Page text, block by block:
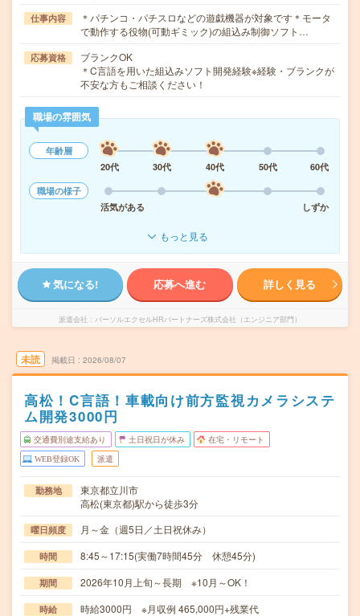
仕事内容
＊パチンコ・パチスロなどの遊戯機器が対象です＊モータ
で動作する役物(可動ギミック)の組込み制御ソフト…
応募資格
ブランクOK
＊C言語を用いた組込みソフト開発経験※経験・ブランクが
不安な方もご相談ください！
職場の雰囲気
年齢層
20代
30代 40代 50代
60代
職場の様子
活気がある
しずか
もっと見る
気になる! 応募へ進む 詳しく見る
派遣会社 パーソルエクセルHRパートナーズ株式会社（エンジニア部門）
未読 掲載日 2026/08/07
高松！C言語！車載向け前方監視カメラシステ
ム開発3000円
交通費別途支給あり 土日祝日が休み 在宅・リモート
WEB登録OK 派遣
勤務地
東京都立川市
高松(東京都)駅から徒歩3分
曜日頻度 月～金（週5日／土日祝休み）
時間 8:45～17:15(実働7時間45分 休憩45分)
期間 2026年10月上旬～長期 ※10月～OK！
時給 時給3000円 ※月収例 465,000円+残業代